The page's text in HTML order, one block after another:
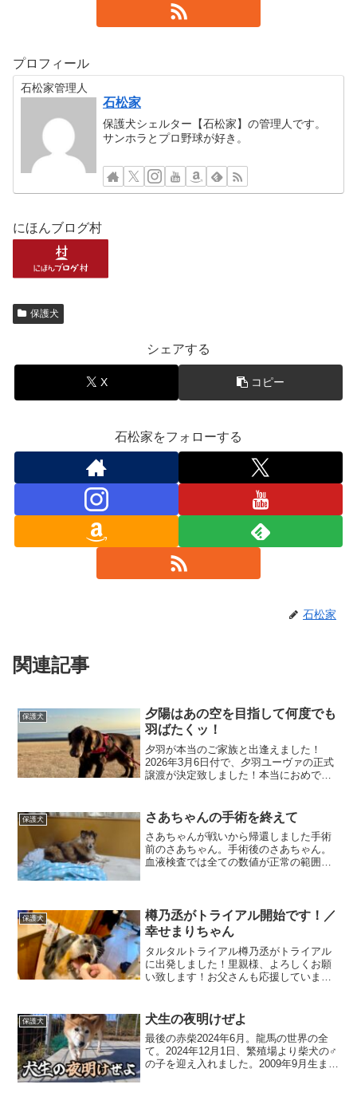
プロフィール
石松家管理人
石松家
保護犬シェルター【石松家】の管理人です。
サンホラとプロ野球が好き。
にほんブログ村
保護犬
シェアする
X コピー
石松家をフォローする
石松家
関連記事
保護犬
夕陽はあの空を目指して何度でも
羽ばたくッ！
夕羽が本当のご家族と出逢えました！
2026年3月6日付で、夕羽ユーヴァの正式
譲渡が決定致しました！本当におめでと
もかかってしまいました。看取りを覚悟
してい...
保護犬 さあちゃんの手術を終えて
さあちゃんが戦いから帰還しました手術
前のさあちゃん。手術後のさあちゃん。
血液検査では全ての数値が正常の範囲内
死んでしまったのかもしれ...
保護犬
樽乃丞がトライアル開始です！／
幸せまりちゃん
タルタルトライアル樽乃丞がトライアル
に出発しました！里親様、よろしくお願
い致します！お父さんも応援していま
収して少し大きくなってしまったらしい
まりちゃん（笑）ダイエット...
保護犬 犬生の夜明けぜよ
最後の赤柴2024年6月。龍馬の世界の全
て。2024年12月1日、繁殖場より柴犬の♂
の子を迎え入れました。2009年9月生まれ